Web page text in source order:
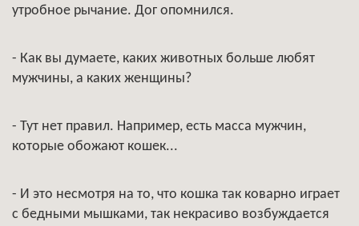
утробное рычание. Дог опомнился.
- Как вы думаете, каких животных больше любят
мужчины, а каких женщины?
- Тут нет правил. Например, есть масса мужчин,
которые обожают кошек...
- И это несмотря на то, что кошка так коварно играет
с бедными мышками, так некрасиво возбуждается